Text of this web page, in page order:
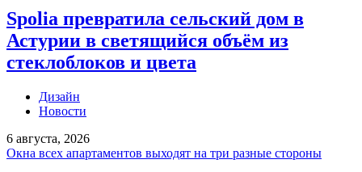
Spolia превратила сельский дом в
Астурии в светящийся объём из
стеклоблоков и цвета
Дизайн
Новости
6 августа, 2026
Окна всех апартаментов выходят на три разные стороны